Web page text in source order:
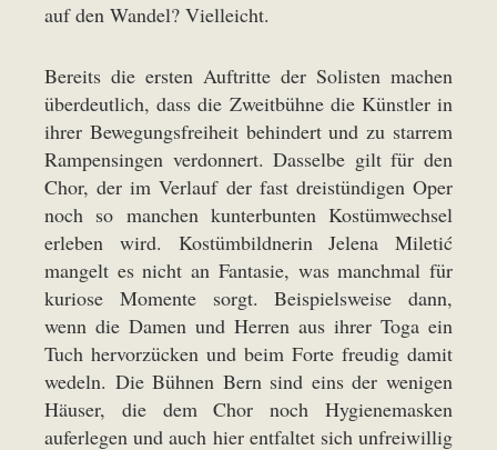
auf den Wandel? Vielleicht.
Bereits die ersten Auftritte der Solisten machen
überdeutlich, dass die Zweitbühne die Künstler in
ihrer Bewegungsfreiheit behindert und zu starrem
Rampensingen verdonnert. Dasselbe gilt für den
Chor, der im Verlauf der fast dreistündigen Oper
noch so manchen kunterbunten Kostümwechsel
erleben wird. Kostümbildnerin Jelena Miletić
mangelt es nicht an Fantasie, was manchmal für
kuriose Momente sorgt. Beispielsweise dann,
wenn die Damen und Herren aus ihrer Toga ein
Tuch hervorzücken und beim Forte freudig damit
wedeln. Die Bühnen Bern sind eins der wenigen
Häuser, die dem Chor noch Hygienemasken
auferlegen und auch hier entfaltet sich unfreiwillig